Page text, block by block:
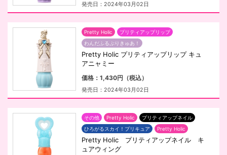
発売日：2024年03月02日
Pretty Holic
プリティアップリップ
わんだふるぷりきゅあ！
Pretty Holic プリティアップリップ キュ
アニャミー
価格：1,430円（税込）
発売日：2024年03月02日
その他 Pretty Holic
プリティアップネイル
ひろがるスカイ！プリキュア
Pretty Holic
Pretty Holic プリティアップネイル キ
ュアウィング